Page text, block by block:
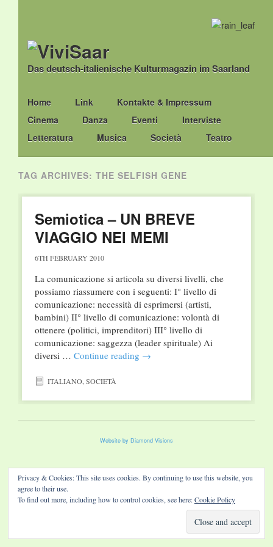
Das deutsch-italienische Kulturmagazin im Saarland
Main menu
Skip
to
content
Home Link
Kontakte & Impressum
Cinema
Danza Eventi
Interviste
Letteratura
Musica Società Teatro
TAG ARCHIVES: THE SELFISH GENE
Semiotica – UN BREVE
VIAGGIO NEI MEMI
6TH FEBRUARY 2010
La comunicazione si articola su diversi livelli, che
possiamo riassumere con i seguenti: I° livello di
comunicazione: necessità di esprimersi (artisti,
bambini) II° livello di comunicazione: volontà di
ottenere (politici, imprenditori) III° livello di
comunicazione: saggezza (leader spirituale) Ai
diversi … Continue reading →
ITALIANO,SOCIETÀ
Website by Diamond Visions
Privacy & Cookies: This site uses cookies. By continuing to use this website, you
agree to their use.
To find out more, including how to control cookies, see here:Cookie Policy